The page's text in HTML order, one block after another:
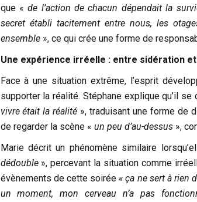
que «de l’action de chacun dépendait la
secret établi tacitement entre nous, les
ensemble», ce qui crée une forme de
Une expérience irréelle : entre sidération
Face à une situation extrême, l’esprit
supporter la réalité. Stéphane explique qu’il se
vivre était la réalité », traduisant une forme de
de regarder la scène « un peu d’au-dessus»,
Marie décrit un phénomène similaire
dédouble», percevant la situation comme
évènements de cette soirée« ça ne sert à rien
un moment, mon cerveau n’a pas